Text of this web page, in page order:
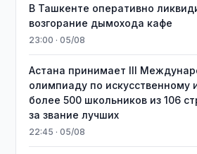
В Ташкенте оперативно
возгорание дымохода кафе
23:00 · 05/08
Астана принимает III
олимпиаду по искусственному
более 500 школьников из 106
за звание лучших
22:45 · 05/08